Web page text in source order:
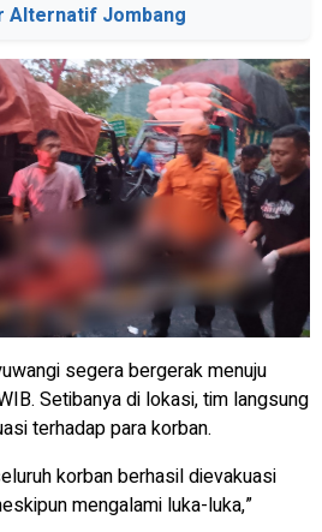
Alternatif Jombang
segera bergerak menuju
Setibanya di lokasi, tim langsung
terhadap para korban.
korban berhasil dievakuasi
mengalami luka-luka,”